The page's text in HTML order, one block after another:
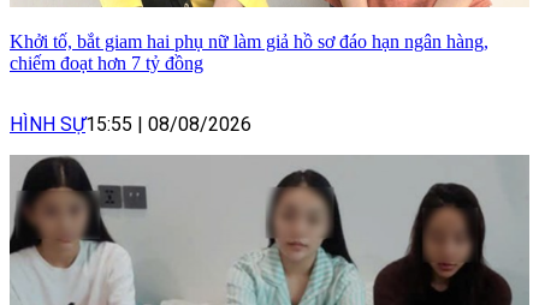
Khởi tố, bắt giam hai phụ nữ làm giả hồ sơ đáo hạn ngân hàng,
chiếm đoạt hơn 7 tỷ đồng
HÌNH SỰ15:55 08/08/2026